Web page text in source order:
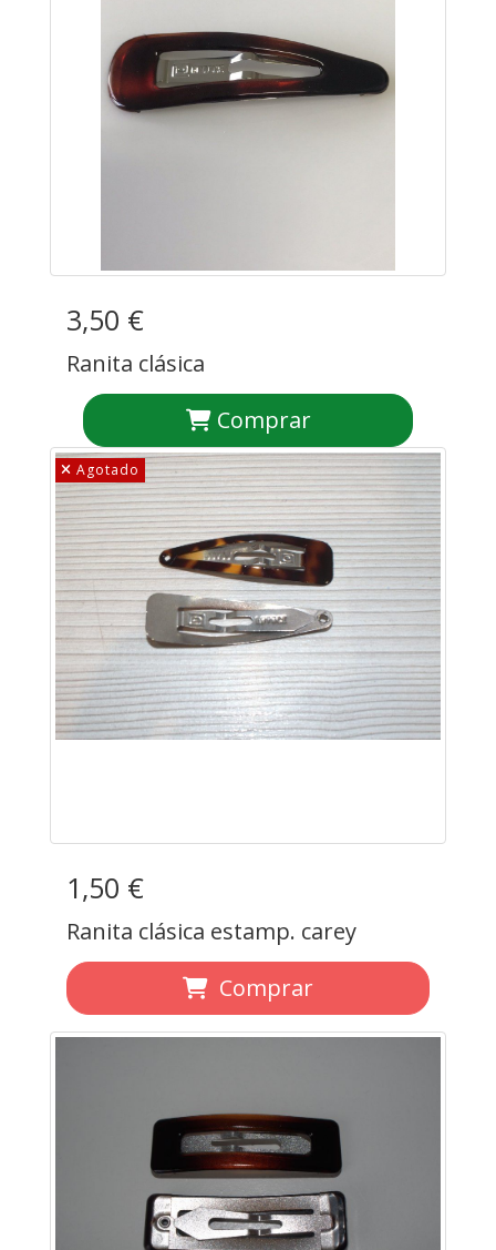
3,50 €
Ranita clásica
Comprar
Agotado
1,50 €
Ranita clásica estamp. carey
Comprar